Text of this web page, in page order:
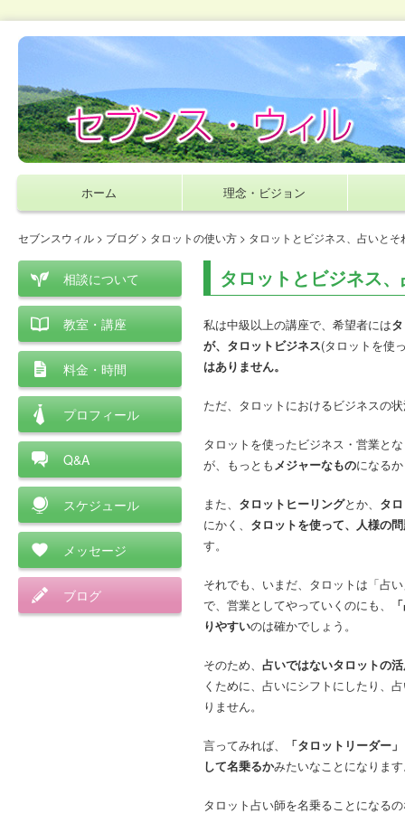
ホーム 理念・ビジョン
セブンスウィル > ブログ > タロットの使い方 > タロットとビジネス、占いとそ
タロットとビジネス
私は中級以上の講座で、希望者には
が、タロットビジネス(タロットを使
はありません。
ただ、タロットにおけるビジネスの
タロットを使ったビジネス・営業と
が、もっともメジャーなものになる
また、 タロットヒーリングとか、 タ
にかく、 タロットを使って、人様の
す。
それでも、いまだ、タロットは「占
で、営業としてやっていくのにも、
りやすいのは確かでしょう。
そのため、 占いではないタロットの
くために、占いにシフトにしたり、
りません。
言ってみれば、
「タロットリーダー
して名乗るかみたいなことになりま
タロット占い師を名乗ることになる
相談について
教室・講座
料金・時間
プロフィール
Q&A
スケジュール
メッセージ
ブログ